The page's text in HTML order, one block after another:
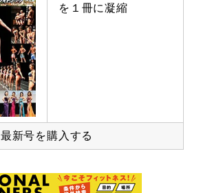
を１冊に凝縮
最新号を購入する